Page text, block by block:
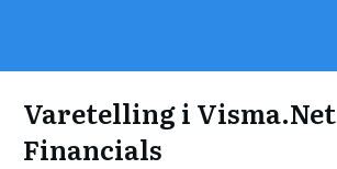
Varetelling i Visma.Net
Financials